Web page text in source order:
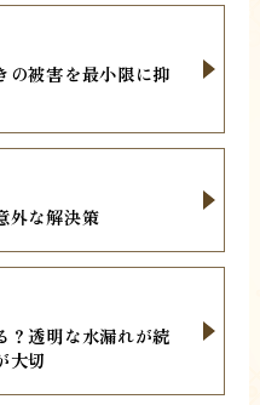
の被害を最小限に抑
外な解決策
？透明な水漏れが続
大切